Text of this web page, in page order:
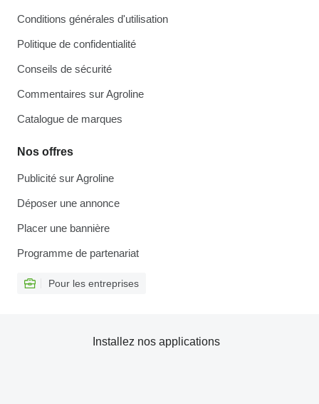
Conditions générales d'utilisation
Politique de confidentialité
Conseils de sécurité
Commentaires sur Agroline
Catalogue de marques
Nos offres
Publicité sur Agroline
Déposer une annonce
Placer une bannière
Programme de partenariat
Pour les entreprises
Installez nos applications